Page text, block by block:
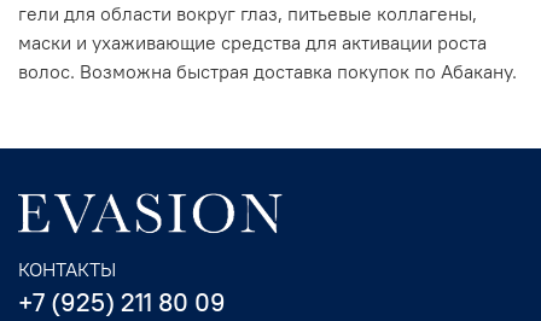
гели для области вокруг глаз, питьевые коллагены,
маски и ухаживающие средства для активации роста
волос. Возможна быстрая доставка покупок по Абакану.
КОНТАКТЫ
+7 (925) 211 80 09